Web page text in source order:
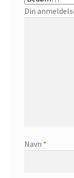
Din
Navn *